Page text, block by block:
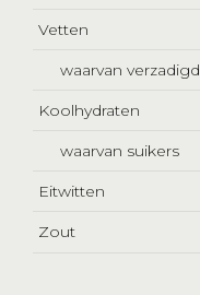
Vetten
waarvan verzadigd
Koolhydraten
waarvan suikers
Eitwitten
Zout